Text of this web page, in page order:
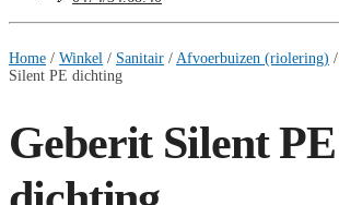
Home / Winkel / Sanitair / Afvoerbuizen (riolering) /
Silent PE dichting
Geberit Silent PE